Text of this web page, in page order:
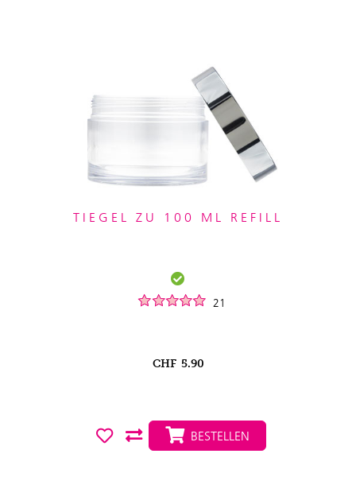
TIEGEL ZU 100 ML REFILL
21
CHF 5.90
BESTELLEN